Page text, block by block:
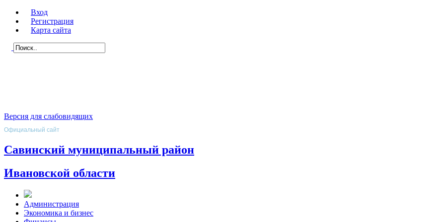
Вход
Регистрация
Карта сайта
Версия для слабовидящих
Официальный сайт
Савинский муниципальный район
Ивановской области
Администрация
Экономика и бизнес